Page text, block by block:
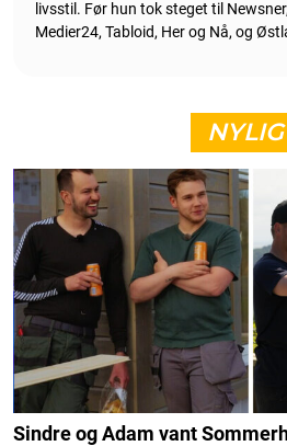
livsstil. Før hun tok steget til
Medier24, Tabloid, Her og Nå, og
NYLIG
Sindre og Adam vant